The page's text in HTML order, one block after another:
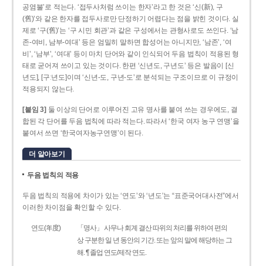
공염불’로 적는다. ‘접두사처럼 쓰이는 한자’라고 한 것은 ‘신(新), 구
(舊)’와 같은 한자를 접두사로만 단정하기 어렵다는 점을 밝힌 것이다. 실
제로 ‘구(舊)’는 ‘구 시민 회관’과 같은 구성에서는 관형사로도 쓰인다. ‘남
존­-여비, 남부-­여대’ 등은 엄밀히 말하면 합성어는 아니지만, ‘남존’, ‘여
비’, ‘남부’, ‘여대’ 등이 마치 단어와 같이 인식되어 두음 법칙이 적용된 형
태로 굳어져 쓰이고 있는 것이다. 한편 ‘신년도, 구년도’ 등은 발음이 [신
년도], [구ː년도]이며 ‘신년­-도, 구년-­도’로 분석되는 구조이므로 이 규정이
적용되지 않는다.
[붙임 3] 둘 이상의 단어로 이루어진 고유 명사를 붙여 쓰는 경우에도, 결
합된 각 단어를 두음 법칙에 따라 적는다. 따라서 ‘한국 여자 농구 연맹’을
붙여서 쓰면 ‘한국여자농구연맹’이 된다.
더 알아보기
두음 법칙의 적용
두음 법칙의 적용에 차이가 있는 ‘연도’와 ‘년도’는 “표준국어대사전”에서
이러한 차이점을 확인할 수 있다.
연도(年度)
「명사」 사무나 회계 결산 따위의 처리를 위하여 편의
상 구분한 일 년 동안의 기간. 또는 앞의 말에 해당하는 그
해. ¶ 졸업 연도/제작 연도.